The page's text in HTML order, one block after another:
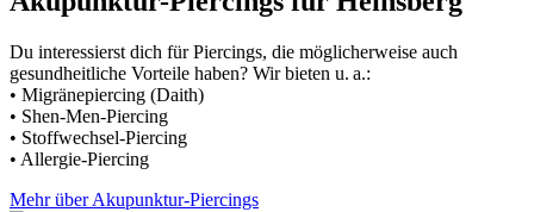
Du interessierst dich für Piercings, die möglicherweise auch
gesundheitliche Vorteile haben? Wir bieten u. a.:
• Migränepiercing (Daith)
• Shen-Men-Piercing
• Stoffwechsel-Piercing
• Allergie-Piercing
Mehr über Akupunktur-Piercings